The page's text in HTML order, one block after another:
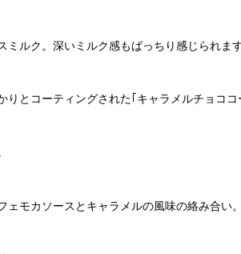
ルク。深いミルク感もばっちり感じられます
とコーティングされた｢キャラメルチョココ
モカソースとキャラメルの風味の絡み合い。